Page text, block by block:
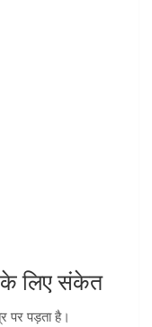
के लिए संकेत
पर पड़ता है।